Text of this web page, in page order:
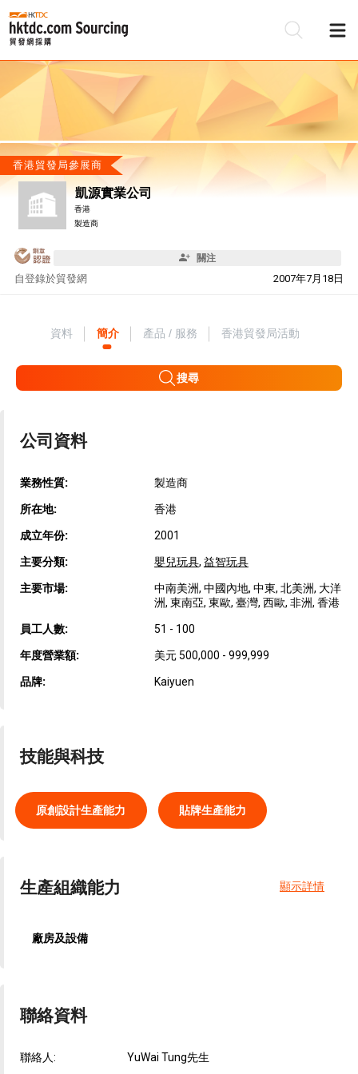
香港貿發局參展商
凱源實業公司
香港
製造商
關注
自 2007年7月18日
登錄於貿發網
資料 簡介 產品 / 服務 香港貿發局活動
搜尋
公司資料
業務性質: 製造商
所在地: 香港
成立年份: 2001
主要分類: 嬰兒玩具, 益智玩具
主要市場:
中南美洲, 中國內地, 中東, 北美洲, 大洋
洲, 東南亞, 東歐, 臺灣, 西歐, 非洲, 香港
員工人數: 51 - 100
年度營業額: 美元 500,000 - 999,999
品牌: Kaiyuen
技能與科技
原創設計生產能力 貼牌生產能力
生產組織能力 顯示詳情
廠房及設備
聯絡資料
聯絡人: YuWai Tung先生